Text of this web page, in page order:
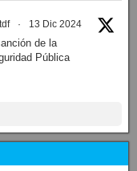
· 13 Dic 2024
de la
Pública